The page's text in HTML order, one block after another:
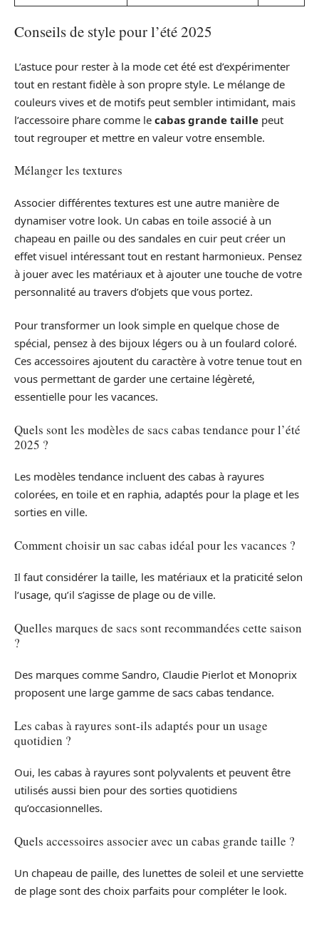
Conseils de style pour l’été 2025
L’astuce pour rester à la mode cet été est d’expérimenter
tout en restant fidèle à son propre style. Le mélange de
couleurs vives et de motifs peut sembler intimidant, mais
l’accessoire phare comme le cabas grande taille peut
tout regrouper et mettre en valeur votre ensemble.
Mélanger les textures
Associer différentes textures est une autre manière de
dynamiser votre look. Un cabas en toile associé à un
chapeau en paille ou des sandales en cuir peut créer un
effet visuel intéressant tout en restant harmonieux. Pensez
à jouer avec les matériaux et à ajouter une touche de votre
personnalité au travers d’objets que vous portez.
Pour transformer un look simple en quelque chose de
spécial, pensez à des bijoux légers ou à un foulard coloré.
Ces accessoires ajoutent du caractère à votre tenue tout en
vous permettant de garder une certaine légèreté,
essentielle pour les vacances.
Quels sont les modèles de sacs cabas tendance pour l’été
2025 ?
Les modèles tendance incluent des cabas à rayures
colorées, en toile et en raphia, adaptés pour la plage et les
sorties en ville.
Comment choisir un sac cabas idéal pour les vacances ?
Il faut considérer la taille, les matériaux et la praticité selon
l’usage, qu’il s’agisse de plage ou de ville.
Quelles marques de sacs sont recommandées cette saison
?
Des marques comme Sandro, Claudie Pierlot et Monoprix
proposent une large gamme de sacs cabas tendance.
Les cabas à rayures sont-ils adaptés pour un usage
quotidien ?
Oui, les cabas à rayures sont polyvalents et peuvent être
utilisés aussi bien pour des sorties quotidiens
qu’occasionnelles.
Quels accessoires associer avec un cabas grande taille ?
Un chapeau de paille, des lunettes de soleil et une serviette
de plage sont des choix parfaits pour compléter le look.